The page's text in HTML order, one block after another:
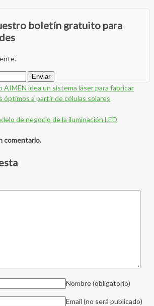
boletín gratuito para
AIMEN idea un sistema láser para fabricar
a partir de células solares
de negocio de la iluminación LED
comentario.
Nombre(obligatorio)
Email (no será publicado)